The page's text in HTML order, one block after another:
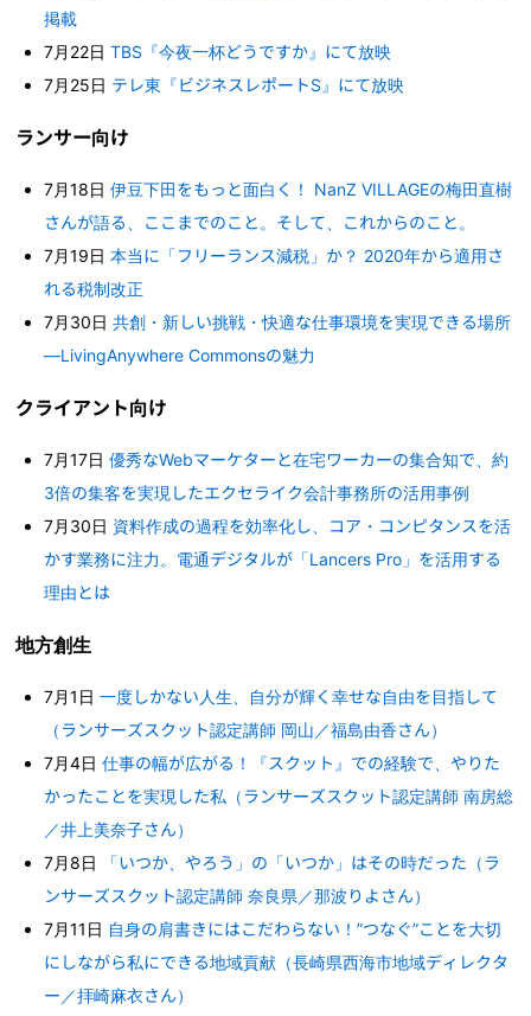
掲載
7月22日TBS『今夜一杯どうですか』にて放映
7月25日 テレ東『ビジネスレポートS』にて放映
ランサー向け
7月18日伊豆下田をもっと面白く！ NanZ VILLAGEの梅田直樹
さんが語る、ここまでのこと。そして、これからのこと。
7月19日本当に「フリーランス減税」か？ 2020年から適用さ
れる税制改正
7月30日共創・新しい挑戦・快適な仕事環境を実現できる場所
―LivingAnywhere Commonsの魅力
クライアント向け
7月17日優秀なWebマーケターと在宅ワーカーの集合知で、約
3倍の集客を実現したエクセライク会計事務所の活用事例
7月30日 資料作成の過程を効率化し、コア・コンピタンスを活
かす業務に注力。電通デジタルが「Lancers Pro」を活用する
理由とは
地方創生
7月1日一度しかない人生、自分が輝く幸せな自由を目指して
（ランサーズスクット認定講師 岡山／福島由香さん）
7月4日仕事の幅が広がる！『スクット』での経験で、やりた
かったことを実現した私（ランサーズスクット認定講師 南房総
／井上美奈子さん）
7月8日
「いつか、やろう」の「いつか」はその時だった（ラ
ンサーズスクット認定講師 奈良県／那波りよさん）
7月11日 自身の肩書きにはこだわらない！”つなぐ”ことを大切
にしながら私にできる地域貢献（長崎県西海市地域ディレクタ
ー／拝崎麻衣さん）